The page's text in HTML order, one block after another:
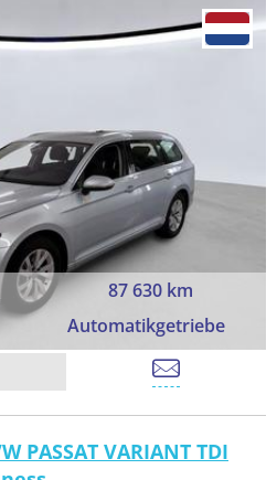
87 630 km
Automatikgetriebe
PASSAT VARIANT TDI